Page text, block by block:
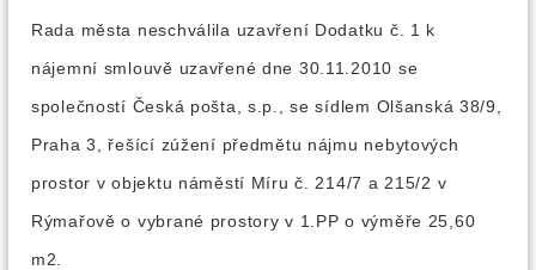
Rada města neschválila uzavření Dodatku č. 1 k
nájemní smlouvě uzavřené dne 30.11.2010 se
společností Česká pošta, s.p., se sídlem Olšanská 38/9,
Praha 3, řešící zúžení předmětu nájmu nebytových
prostor v objektu náměstí Míru č. 214/7 a 215/2 v
Rýmařově o vybrané prostory v 1.PP o výměře 25,60
m2.